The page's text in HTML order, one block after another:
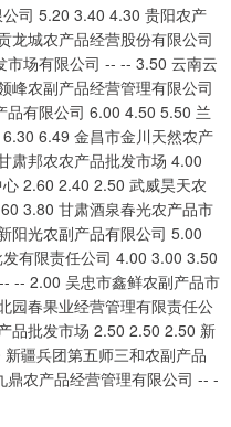
司 5.20 3.40 4.30 贵阳农产
龙城农产品经营股份有限公司
场有限公司 -- -- 3.50 云南云
峰农副产品经营管理有限公司
有限公司 6.00 4.50 5.50 兰
6.49 金昌市金川天然农产
肃邦农农产品批发市场 4.00
2.60 2.40 2.50 武威昊天农
3.80 甘肃酒泉春光农产品市
阳光农副产品有限公司 5.00
有限责任公司 4.00 3.00 3.50
-- 2.00 吴忠市鑫鲜农副产品市
园春果业经营管理有限责任公
品批发市场 2.50 2.50 2.50 新
疆兵团第五师三和农副产品
农产品经营管理有限公司 -- -